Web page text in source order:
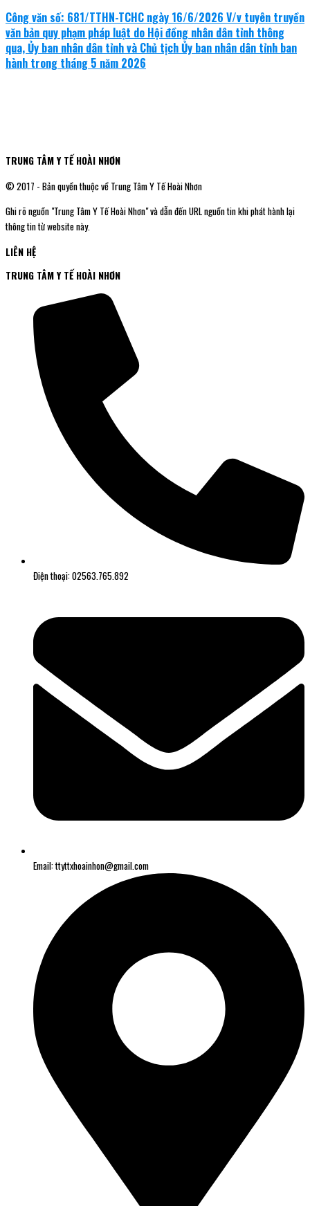
Công văn số: 681/TTHN-TCHC ngày 16/6/2026 V/v tuyên truyền
văn bản quy phạm pháp luật do Hội đồng nhân dân tỉnh thông
qua, Ủy ban nhân dân tỉnh và Chủ tịch Ủy ban nhân dân tỉnh ban
hành trong tháng 5 năm 2026
TRUNG TÂM Y TẾ HOÀI NHƠN
© 2017 - Bản quyền thuộc về Trung Tâm Y Tế Hoài Nhơn
Ghi rõ nguồn "Trung Tâm Y Tế Hoài Nhơn" và dẫn đến URL nguồn tin khi phát hành lại
thông tin từ website này.
LIÊN HỆ
TRUNG TÂM Y TẾ HOÀI NHƠN
Điện thoại: 02563.765.892
Email: ttyttxhoainhon@gmail.com